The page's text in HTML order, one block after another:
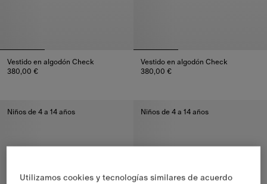
Vestido en algodón Check
380,00 €
Vestido en algodón Check
380,00 €
Niños de 4 a 14 años Niños de 4 a 14 años
Utilizamos cookies y tecnologías similares de acuerdo